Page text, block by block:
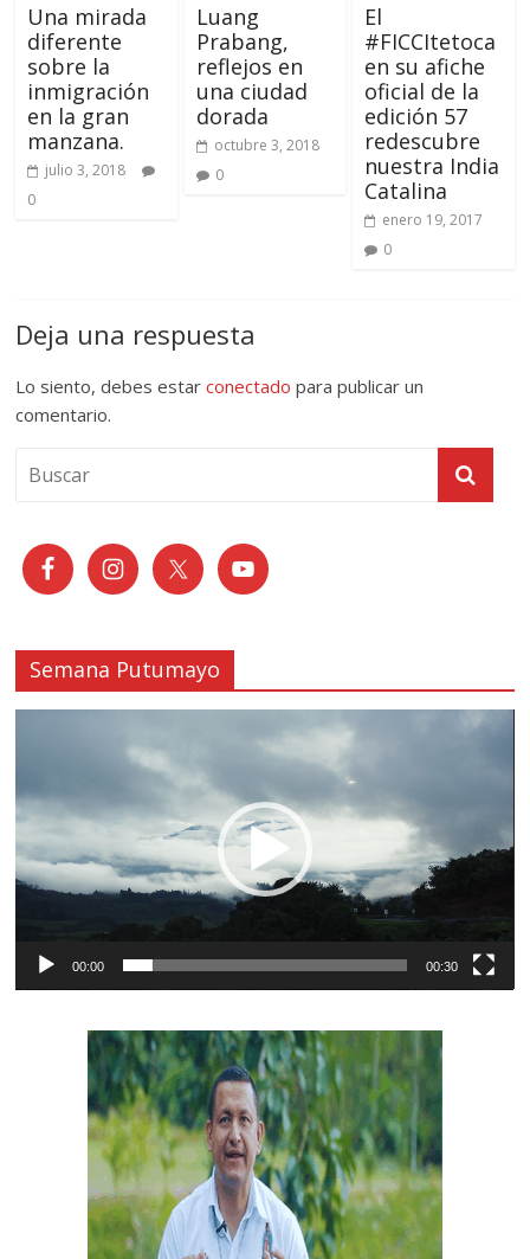
Una mirada
diferente
sobre la
inmigración
en la gran
manzana.
julio 3, 2018
0
Luang
Prabang,
reflejos en
una ciudad
dorada
octubre 3, 2018
0
El
#FICCItetoca
en su afiche
oficial de la
edición 57
redescubre
nuestra India
Catalina
enero 19, 2017
0
Deja una respuesta
Lo siento, debes estarconectado para publicar un
comentario.
Semana Putumayo
00:00 00:30